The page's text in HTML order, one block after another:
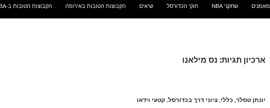
מאמנים שחקני NBA חוקי הכדורסל שיאים הקבוצות הטובות באירופה הקבוצות הטובות ב-NBA
ארכיון תגיות: נס מילאנו
יונתן טסלר, כללי, ציוני דרך בכדורסל, קטעי וידאו